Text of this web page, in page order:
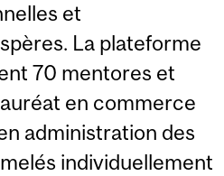
et
La plateforme
70 mentores et
en commerce
administration des
individuellement